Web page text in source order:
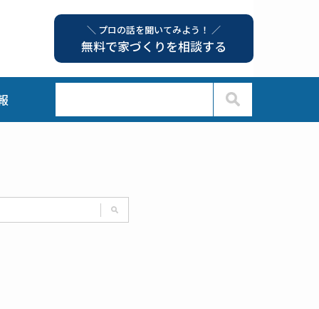
＼ プロの話を聞いてみよう！ ／
無料で家づくりを相談する